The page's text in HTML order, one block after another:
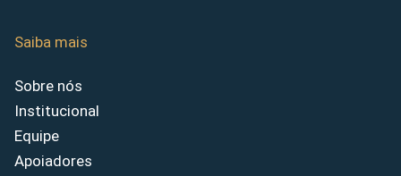
Saiba mais
Sobre nós
Institucional
Equipe
Apoiadores